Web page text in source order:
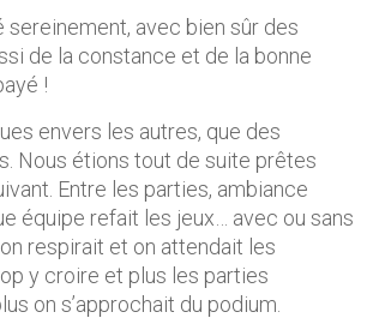
sereinement, avec bien sûr des
de la constance et de la bonne
!
envers les autres, que des
Nous étions tout de suite prêtes
Entre les parties, ambiance
équipe refait les jeux… avec ou sans
respirait et on attendait les
y croire et plus les parties
on s’approchait du podium.